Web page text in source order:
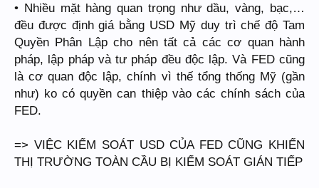
• Nhiều mặt hàng quan trọng như dầu, vàng, bạc,…
đều được định giá bằng USD Mỹ duy trì chế độ Tam
Quyền Phân Lập cho nên tất cả các cơ quan hành
pháp, lập pháp và tư pháp đều độc lập. Và FED cũng
là cơ quan độc lập, chính vì thế tổng thống Mỹ (gần
như) ko có quyền can thiệp vào các chính sách của
FED.
=> VIỆC KIỂM SOÁT USD CỦA FED CŨNG KHIẾN
THỊ TRƯỜNG TOÀN CẦU BỊ KIỂM SOÁT GIÁN TIẾP